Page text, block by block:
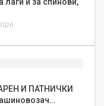
И ПАТНИЧКИ